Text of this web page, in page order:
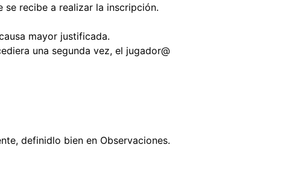
recibe a realizar la inscripción.
mayor justificada.
una segunda vez, el jugador@
definidlo bien en Observaciones.